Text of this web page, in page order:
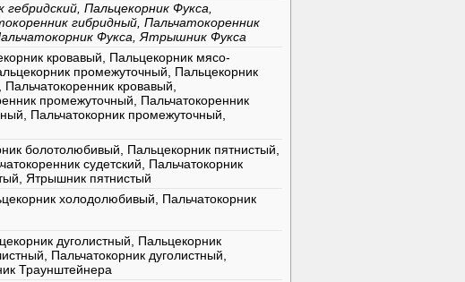
Пальцекорник Фукса,
гибридный, Пальчатокоренник
Фукса, Ятрышник Фукса
кровавый, Пальцекорник мясо-
промежуточный, Пальцекорник
кровавый,
промежуточный, Пальчатокоренник
Пальчатокорник промежуточный,
болотолюбивый, Пальцекорник пятнистый,
судетский, Пальчатокорник
Ятрышник пятнистый
холодолюбивый, Пальчатокорник
дуголистный, Пальцекорник
Пальчатокорник дуголистный,
Траунштейнера